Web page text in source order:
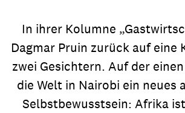
In ihrer Kolumne
Dagmar Pruin zurück auf eine
zwei Gesichtern. Auf der
die Welt in Nairobi ein neues
Selbstbewusstsein: Afrika